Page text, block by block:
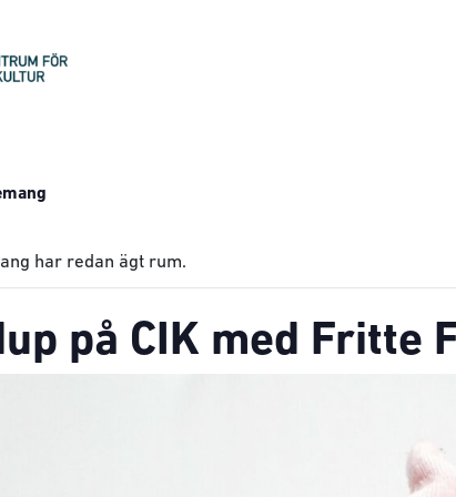
har redan ägt rum.
på CIK med Fritte